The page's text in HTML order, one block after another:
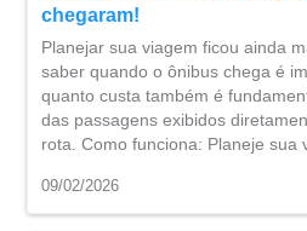
chegaram!
Planejar sua viagem ficou ainda
saber quando o ônibus chega é
quanto custa também é
das passagens exibidos
rota. Como funciona: Planeje sua
09/02/2026